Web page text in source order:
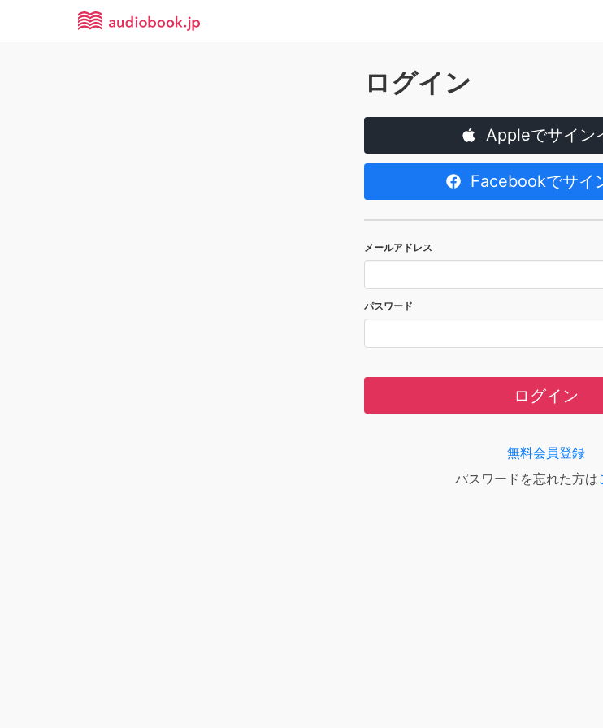
ログイン
Appleでサイン
Facebookでサイ
メールアドレス
パスワード
ログイン
無料会員登録
パスワードを忘れた方は